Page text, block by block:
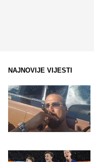
NAJNOVIJE VIJESTI